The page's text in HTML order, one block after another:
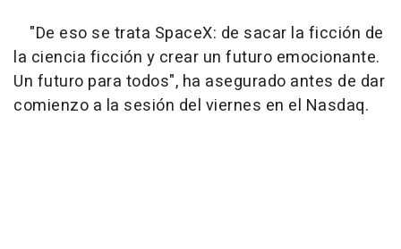
"De eso se trata SpaceX: de sacar la ficción de
la ciencia ficción y crear un futuro emocionante.
Un futuro para todos", ha asegurado antes de dar
comienzo a la sesión del viernes en el Nasdaq.